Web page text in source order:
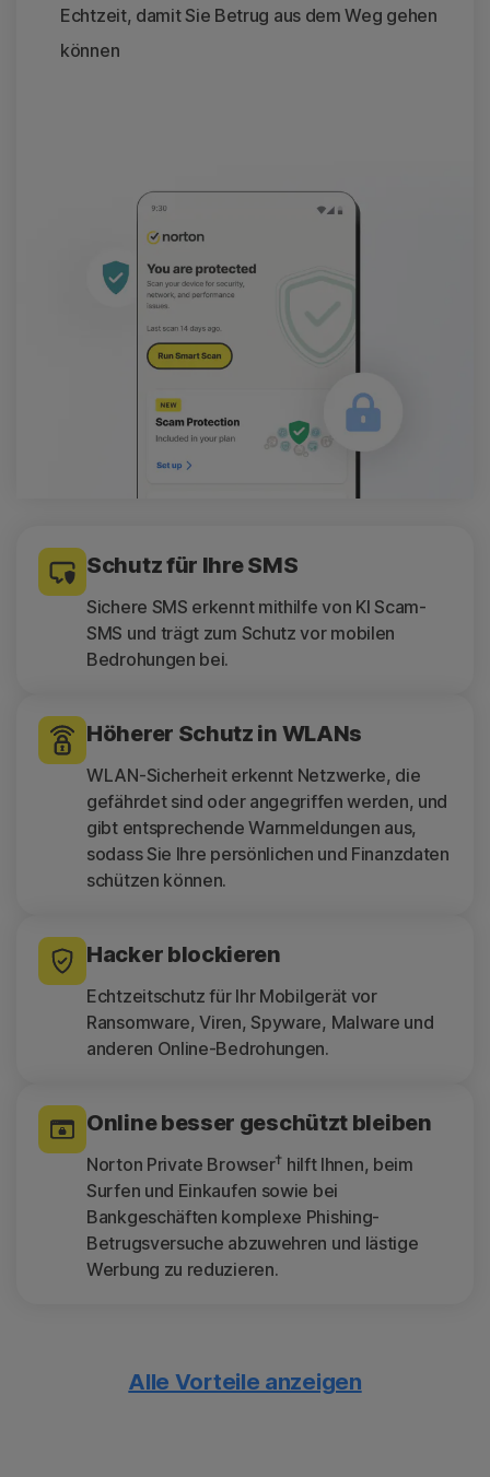
Echtzeit, damit Sie Betrug aus dem Weg gehen
können
Schutz für Ihre SMS
Sichere SMS erkennt mithilfe von KI Scam-
SMS und trägt zum Schutz vor mobilen
Bedrohungen bei.
Höherer Schutz in WLANs
WLAN-Sicherheit erkennt Netzwerke, die
gefährdet sind oder angegriffen werden, und
gibt entsprechende Warnmeldungen aus,
sodass Sie Ihre persönlichen und Finanzdaten
schützen können.
Hacker blockieren
Echtzeitschutz für Ihr Mobilgerät vor
Ransomware, Viren, Spyware, Malware und
anderen Online-Bedrohungen.
Online besser geschützt bleiben
Norton Private Browser† hilft Ihnen, beim
Surfen und Einkaufen sowie bei
Bankgeschäften komplexe Phishing-
Betrugsversuche abzuwehren und lästige
Werbung zu reduzieren.
Nur unbedenkliche Apps
Alle Vorteile anzeigen